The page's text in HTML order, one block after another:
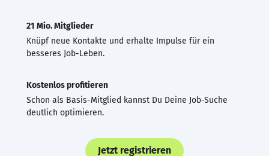
21 Mio. Mitglieder
Knüpf neue Kontakte und erhalte Impulse für ein
besseres Job-Leben.
Kostenlos profitieren
Schon als Basis-Mitglied kannst Du Deine Job-Suche
deutlich optimieren.
Jetzt registrieren